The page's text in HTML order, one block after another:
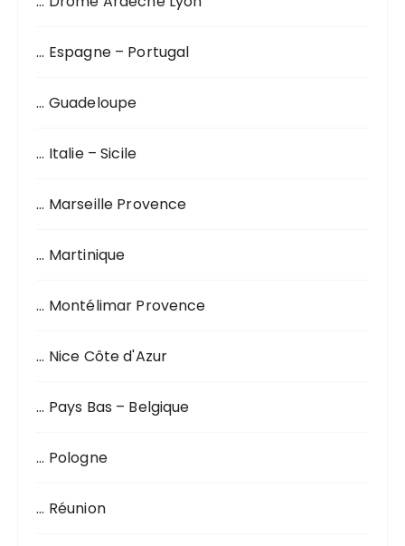
… Espagne – Portugal
… Guadeloupe
… Italie – Sicile
… Marseille Provence
… Martinique
… Montélimar Provence
… Nice Côte d'Azur
… Pays Bas – Belgique
… Pologne
… Réunion